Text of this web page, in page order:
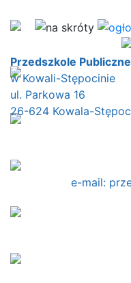
Przedszkole
w Kowali-Stępocinie
ul. Parkowa 16
26-624 Kowala-
e-mail: